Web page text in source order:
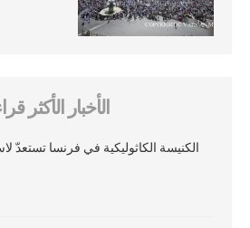
الأخبار الأكثر
الكنيسة الكاثوليكية في فرنسا تستعدّ